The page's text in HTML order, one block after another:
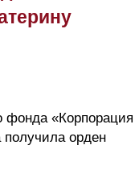
фонда «Корпорация
получила орден